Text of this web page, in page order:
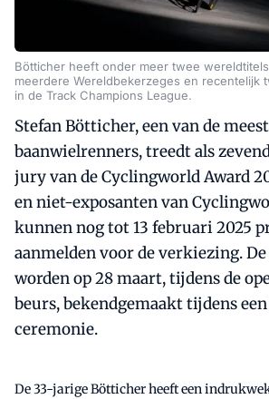
Bötticher heeft onder meer twee
meerdere Wereldbekerzeges en recentelijk
in de Track Champions League.
Stefan Bötticher, een van de
baanwielrenners, treedt als
jury van de Cyclingworld Award
en niet-exposanten van
kunnen nog tot 13 februari 2025
aanmelden voor de verkiezing.
worden op 28 maart, tijdens de
beurs, bekendgemaakt tijdens
ceremonie.
De 33-jarige Bötticher heeft een